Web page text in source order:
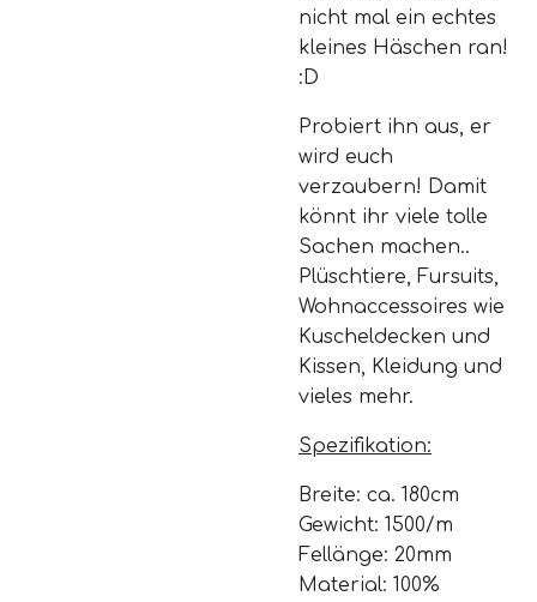
nicht mal ein echtes
kleines Häschen ran!
:D
Probiert ihn aus, er
wird euch
verzaubern! Damit
könnt ihr viele tolle
Sachen machen..
Plüschtiere, Fursuits,
Wohnaccessoires wie
Kuscheldecken und
Kissen, Kleidung und
vieles mehr.
Spezifikation:
Breite: ca. 180cm
Gewicht: 1500/m
Fellänge: 20mm
Material: 100%